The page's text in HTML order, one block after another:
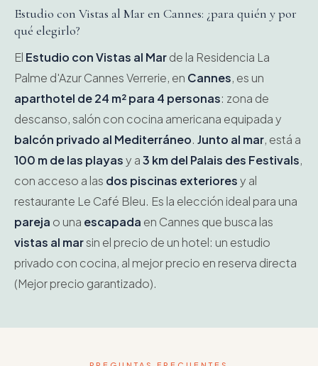
Estudio con Vistas al Mar en Cannes: ¿para quién y por
qué elegirlo?
El Estudio con Vistas al Marde la Residencia La
Palme d'Azur Cannes Verrerie, en Cannes, es un
aparthotel de 24 m² para 4 personas: zona de
descanso, salón con cocina americana equipada y
balcón privado al Mediterráneo. Junto al mar, está a
100 m de las playasy a3 km del Palais des Festivals,
con acceso a las dos piscinas exterioresy al
restaurante Le Café Bleu. Es la elección ideal para una
pareja o una escapada en Cannes que busca las
vistas al marsin el precio de un hotel: un estudio
privado con cocina, al mejor precio en reserva directa
(Mejor precio garantizado).